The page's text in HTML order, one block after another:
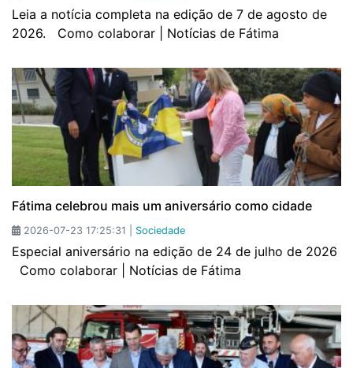
Leia a notícia completa na edição de 7 de agosto de
2026. Como colaborar | Notícias de Fátima
Fátima celebrou mais um aniversário como cidade
2026-07-23 17:25:31 | Sociedade
Especial aniversário na edição de 24 de julho de 2026
Como colaborar | Notícias de Fátima